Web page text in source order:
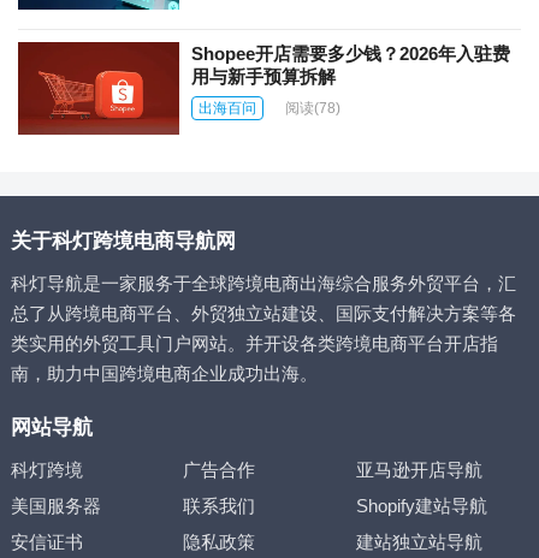
Shopee开店需要多少钱？2026年入驻费
用与新手预算拆解
出海百问 阅读(78)
关于科灯跨境电商导航网
科灯导航是一家服务于全球跨境电商出海综合服务外贸平台，汇
总了从跨境电商平台、外贸独立站建设、国际支付解决方案等各
类实用的外贸工具门户网站。并开设各类跨境电商平台开店指
南，助力中国跨境电商企业成功出海。
网站导航
科灯跨境 广告合作
亚马逊开店导航
美国服务器
联系我们
Shopify建站导航
安信证书
隐私政策 建站独立站导航